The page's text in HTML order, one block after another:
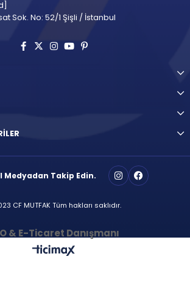
Sok. No: 52/1 Şişli / İstanbul
Medyadan Takip Edin.
CF MUTFAK Tüm hakları saklıdır.
& E-Ticaret Danışmanı